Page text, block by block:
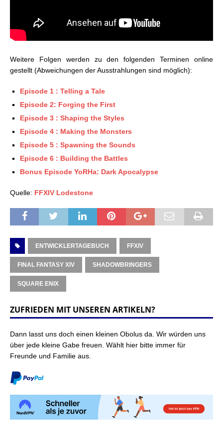
Weitere Folgen werden zu den folgenden Terminen online
gestellt (Abweichungen der Ausstrahlungen sind möglich):
Episode 1 : Telling a Tale
Episode 2: Forging the First
Episode 3 : Shaping the Styles
Episode 4 : Making the Monsters
Episode 5 : Spawning the Sounds
Episode 6 : Building the Battles
Bonus Episode YoRHa: Dark Apocalypse
Quelle: FFXIV Lodestone
ENTWICKLERTAGEBUCH FFXIV
FINAL FANTASY XIV SHADOWBRINGERS
SQUARE ENIX
ZUFRIEDEN MIT UNSEREN ARTIKELN?
Dann lasst uns doch einen kleinen Obolus da. Wir würden uns
über jede kleine Gabe freuen. Wählt hier bitte immer für
Freunde und Familie aus.